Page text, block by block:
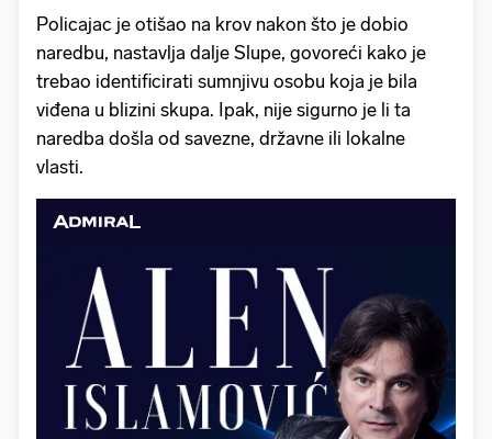
Policajac je otišao na krov nakon što je dobio
naredbu, nastavlja dalje Slupe, govoreći kako je
trebao identificirati sumnjivu osobu koja je bila
viđena u blizini skupa. Ipak, nije sigurno je li ta
naredba došla od savezne, državne ili lokalne
vlasti.